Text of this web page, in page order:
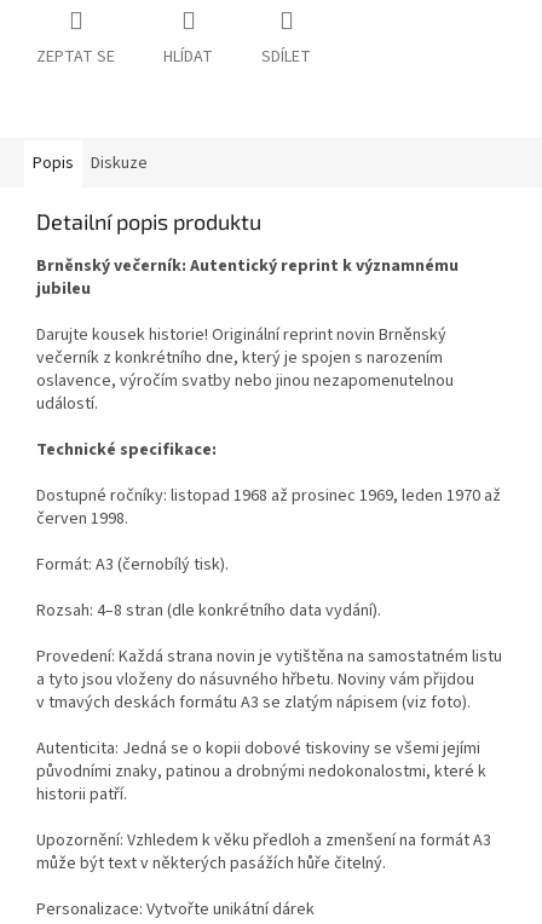
ZEPTAT SE HLÍDAT SDÍLET
Popis Diskuze
Detailní popis produktu
Brněnský večerník: Autentický reprint k významnému
jubileu
Darujte kousek historie! Originální reprint novin Brněnský
večerník z konkrétního dne, který je spojen s narozením
oslavence, výročím svatby nebo jinou nezapomenutelnou
událostí.
Technické specifikace:
Dostupné ročníky: listopad 1968 až prosinec 1969, leden 1970 až
červen 1998.
Formát: A3 (černobílý tisk).
Rozsah: 4–8 stran (dle konkrétního data vydání).
Provedení: Každá strana novin je vytištěna na samostatném listu
a tyto jsou vloženy do násuvného hřbetu. Noviny vám přijdou
v tmavých deskách formátu A3 se zlatým nápisem (viz foto).
Autenticita: Jedná se o kopii dobové tiskoviny se všemi jejími
původními znaky, patinou a drobnými nedokonalostmi, které k
historii patří.
Upozornění: Vzhledem k věku předloh a zmenšení na formát A3
může být text v některých pasážích hůře čitelný.
Personalizace: Vytvořte unikátní dárek